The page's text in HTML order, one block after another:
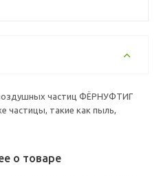
частиц ФЁРНУФТИГ
частицы, такие как пыль,
о товаре